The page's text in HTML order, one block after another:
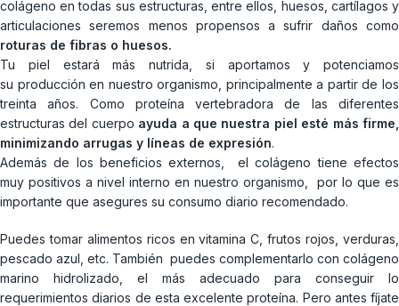
colágeno en todas sus estructuras, entre ellos, huesos, cartílagos y
articulaciones seremos menos propensos a sufrir daños como
roturas de fibras o huesos.
Tu piel estará más nutrida, si aportamos y potenciamos
su producción en nuestro organismo, principalmente a partir de los
treinta años. Como proteína vertebradora de las diferentes
estructuras del cuerpo ayuda a que nuestra piel esté más firme,
minimizando arrugas y líneas de expresión.
Además de los beneficios externos, el colágeno tiene efectos
muy positivos a nivel interno en nuestro organismo, por lo que es
importante que asegures su consumo diario recomendado.
Puedes tomar alimentos ricos en vitamina C, frutos rojos, verduras,
pescado azul, etc. También puedes complementarlo con colágeno
marino hidrolizado, el más adecuado para conseguir lo
requerimientos diarios de esta excelente proteína. Pero antes fíjate